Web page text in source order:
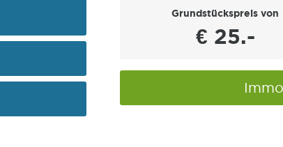
Grundstückspreis von
€ 25.-